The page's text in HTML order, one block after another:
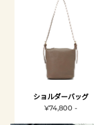
ショルダーバッグ
¥74,800 -